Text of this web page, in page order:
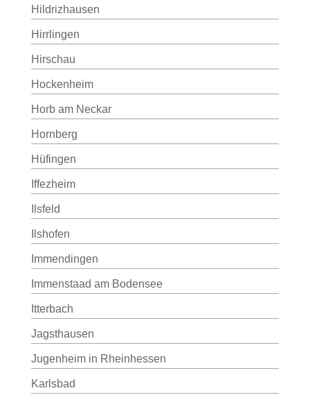
Hildrizhausen
Hirrlingen
Hirschau
Hockenheim
Horb am Neckar
Hornberg
Hüfingen
Iffezheim
Ilsfeld
Ilshofen
Immendingen
Immenstaad am Bodensee
Itterbach
Jagsthausen
Jugenheim in Rheinhessen
Karlsbad